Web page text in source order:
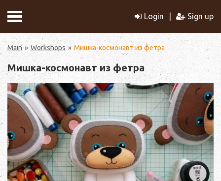
Login Sign up
Main Workshops Мишка-космонавт из фетра
Мишка-космонавт из фетра